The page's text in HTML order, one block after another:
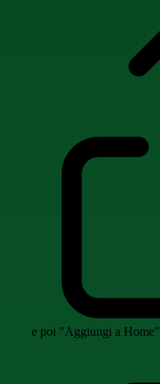
e poi "Aggiungi a Home"